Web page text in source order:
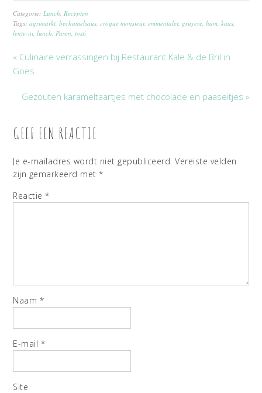
Categorie: Lunch Recepten
Tags:agrimarkt ,bechamelsaus ,croque monsieur,emmentaler, gruyere ,ham ,kaas
lente-ui ,lunch Pasen ,tosti
« Culinaire verrassingen bij Restaurant Kale & de Bril in
Goes
Gezouten karameltaartjes met chocolade en paaseitjes »
GEEF EEN REACTIE
Je e-mailadres wordt niet gepubliceerd. Vereiste velden
zijn gemarkeerd met*
Reactie*
Naam *
E-mail *
Site